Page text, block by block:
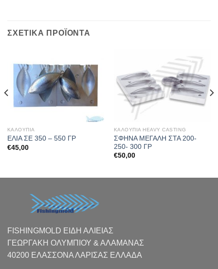
ΣΧΕΤΙΚΆ ΠΡΟΪΌΝΤΑ
ΚΑΛΟΥΠΙΑ
ΕΛΙΑ ΣΕ 350 – 550 ΓΡ
€45,00
ΚΑΛΟΥΠΙΑ HEAVY CASTING
ΣΦΗΝΑ ΜΕΓΑΛΗ ΣΤΑ 200-
250- 300 ΓΡ
€50,00
FISHINGMOLD ΕΙΔΗ ΑΛΙΕΙΑΣ
ΓΕΩΡΓΑΚΗ ΟΛΥΜΠΙΟΥ & ΑΛΑΜΑΝΑΣ
40200 ΕΛΑΣΣΟΝΑ ΛΑΡΙΣΑΣ EΛΛΑΔΑ